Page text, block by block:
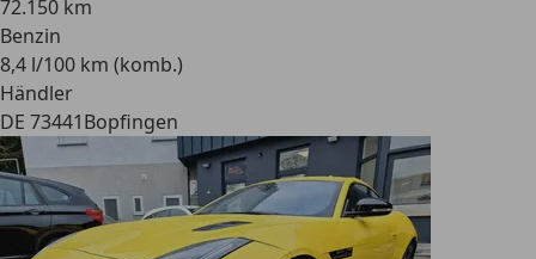
72.150 km
Benzin
8,4 l/100 km (komb.)
Händler
DE 73441Bopfingen